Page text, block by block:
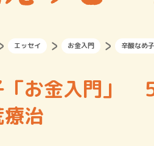
エッセイ お金入門 辛酸なめ
「お金入門」
治